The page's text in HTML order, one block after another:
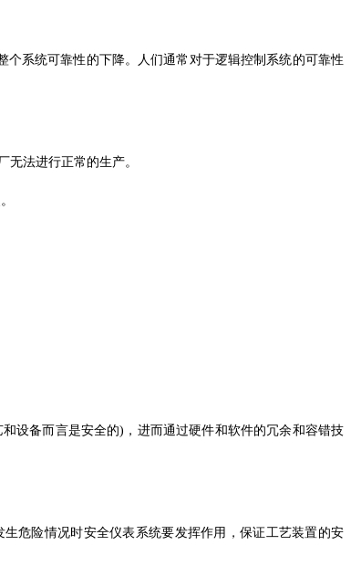
系统可靠性的下降。人们通常对于逻辑控制系统的可靠性
法进行正常的生产。
设备而言是安全的)，进而通过硬件和软件的冗余和容错技
危险情况时安全仪表系统要发挥作用，保证工艺装置的安